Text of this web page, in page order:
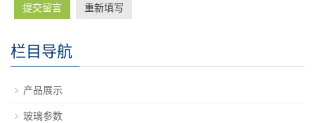
提交留言 重新填写
栏目导航
产品展示
玻璃参数